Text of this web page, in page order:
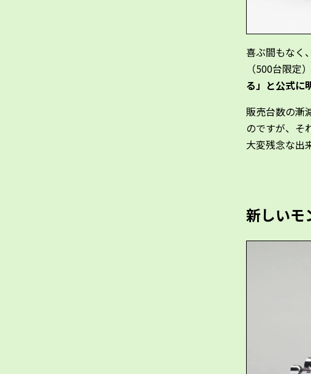
喜ぶ間もなく
（500台限定
る」と公式に
販売台数の漸
のですが、そ
大変残念な出
新しいモ